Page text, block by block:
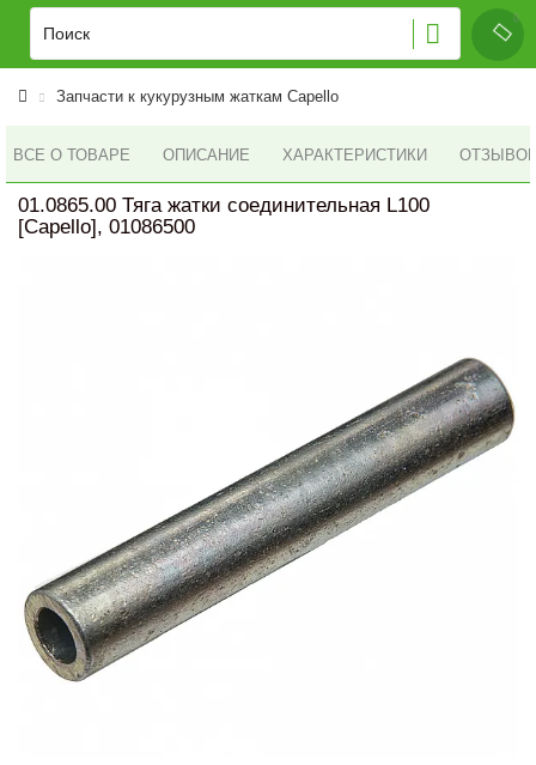
Запчасти к кукурузным жаткам Capello
ВСЕ О ТОВАРЕ ОПИСАНИЕ ХАРАКТЕРИСТИКИ ОТЗЫВОВ
01.0865.00 Тяга жатки соединительная L100
[Capello], 01086500